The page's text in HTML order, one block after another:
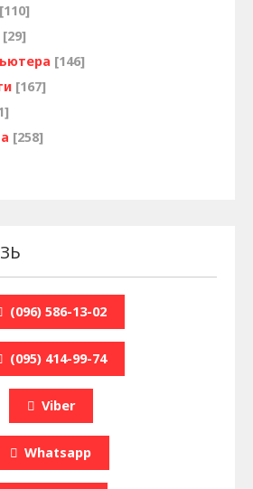
[110]
[29]
[146]
[167]
[258]
(096) 586-13-02
(095) 414-99-74
Viber
Whatsapp